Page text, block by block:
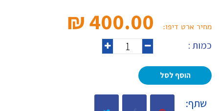
מחיר ארט דיפו: 400.00 ₪‎
כמות :
הוסף לסל
שתף: